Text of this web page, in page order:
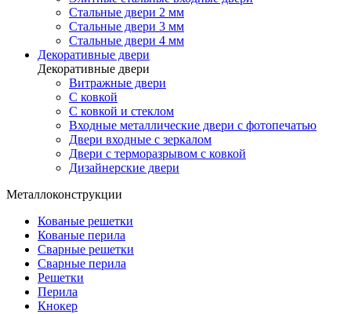
Стальные двери 2 мм
Стальные двери 3 мм
Стальные двери 4 мм
Декоративные двери
Декоративные двери
Витражные двери
С ковкой
С ковкой и стеклом
Входные металлические двери с фотопечатью
Двери входные с зеркалом
Двери с терморазрывом с ковкой
Дизайнерские двери
Металлоконструкции
Кованые решетки
Кованые перила
Сварные решетки
Сварные перила
Решетки
Перила
Кнокер